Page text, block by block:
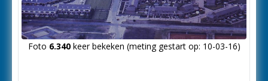
Foto 6.340keer bekeken (meting gestart op: 10-03-16)